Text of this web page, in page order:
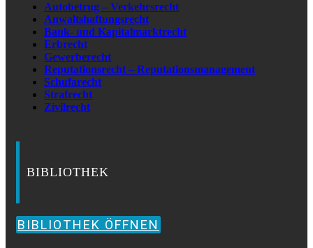
Autobetrug – Verkehrsrecht
Anwaltshaftungsrecht
Bank- und Kapitalmarktrecht
Erbrecht
Gewerberecht
Reputationsrecht – Reputationsmanagement
Schufarecht
Strafrecht
Zivilrecht
BIBLIOTHEK
BIBLIOTHEK ÖFFNEN